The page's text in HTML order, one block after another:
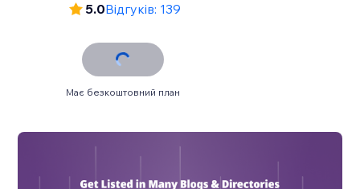
5.0Відгуків: 139
Має безкоштовний план